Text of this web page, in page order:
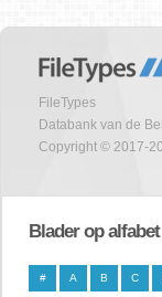
FileTypes
Databank van de
Copyright © 2017-
Blader op alfabet
# A B C